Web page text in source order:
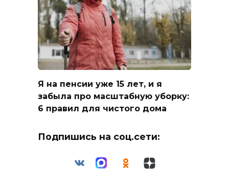
Я на пенсии уже 15 лет, и я
забыла про масштабную уборку:
6 правил для чистого дома
Подпишись на соц.сети: